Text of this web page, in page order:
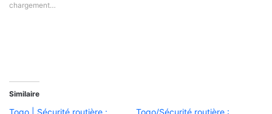
chargement…
Similaire